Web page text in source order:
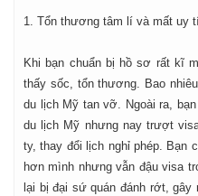
1. Tổn thương tâm lí và mất uy
Khi bạn chuẩn bị hồ sơ rất kĩ
thấy sốc, tổn thương. Bao
du lịch Mỹ tan vỡ. Ngoài ra,
du lịch Mỹ nhưng nay trượt
ty, thay đổi lịch nghỉ phép. Bạn
hơn mình nhưng vẫn đậu visa
lại bị đại sứ quán đánh rớt,